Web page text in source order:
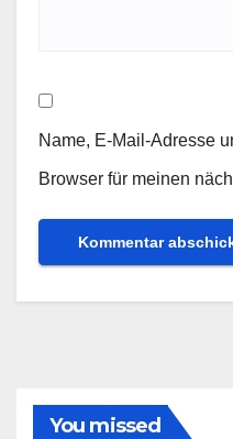
Name, E-Mail-Adresse
Browser für meinen
You missed